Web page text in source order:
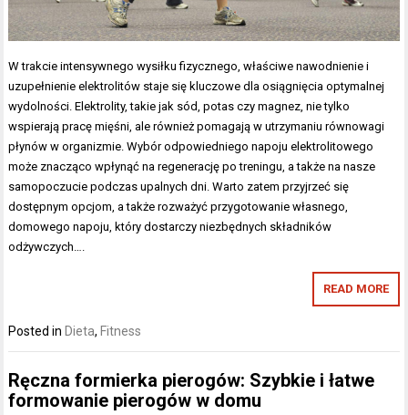
W trakcie intensywnego wysiłku fizycznego, właściwe nawodnienie i
uzupełnienie elektrolitów staje się kluczowe dla osiągnięcia optymalnej
wydolności. Elektrolity, takie jak sód, potas czy magnez, nie tylko
wspierają pracę mięśni, ale również pomagają w utrzymaniu równowagi
płynów w organizmie. Wybór odpowiedniego napoju elektrolitowego
może znacząco wpłynąć na regenerację po treningu, a także na nasze
samopoczucie podczas upalnych dni. Warto zatem przyjrzeć się
dostępnym opcjom, a także rozważyć przygotowanie własnego,
domowego napoju, który dostarczy niezbędnych składników
odżywczych….
READ MORE
Posted in Dieta, Fitness
Ręczna formierka pierogów: Szybkie i łatwe
formowanie pierogów w domu